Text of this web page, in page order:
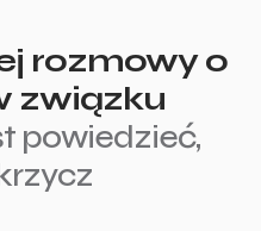
rozmowy o
związku
powiedzieć,